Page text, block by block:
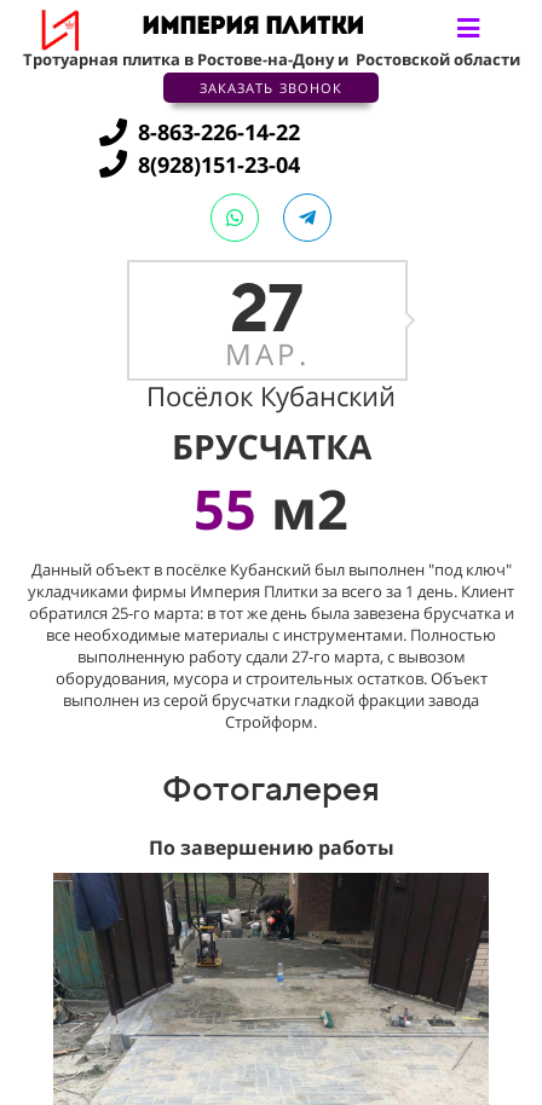
ИМПЕРИЯ ПЛИТКИ
Тротуарная плитка в Ростове-на-Дону и Ростовской области
ЗАКАЗАТЬ ЗВОНОК
8-863-226-14-22
8(928)151-23-04
27
МАР.
Посёлок Кубанский
БРУСЧАТКА
55 м2
Данный объект в посёлке Кубанский был выполнен "под ключ"
укладчиками фирмы Империя Плитки за всего за 1 день. Клиент
обратился 25-го марта: в тот же день была завезена брусчатка и
все необходимые материалы с инструментами. Полностью
выполненную работу сдали 27-го марта, с вывозом
оборудования, мусора и строительных остатков. Объект
выполнен из серой брусчатки гладкой фракции завода
Стройформ.
Фотогалерея
По завершению работы